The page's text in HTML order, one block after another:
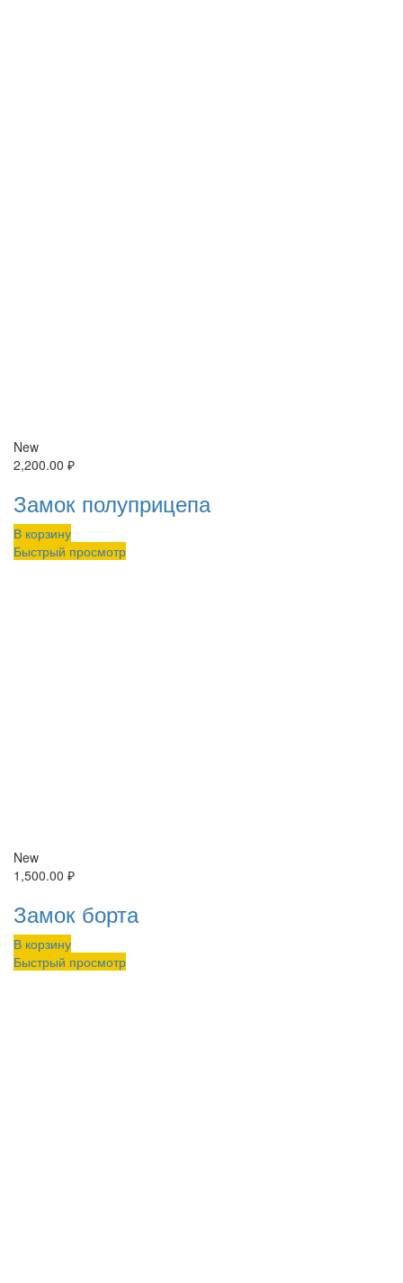
New
2,200.00 ₽
Замок полуприцепа
В корзину
Быстрый просмотр
New
1,500.00 ₽
Замок борта
В корзину
Быстрый просмотр